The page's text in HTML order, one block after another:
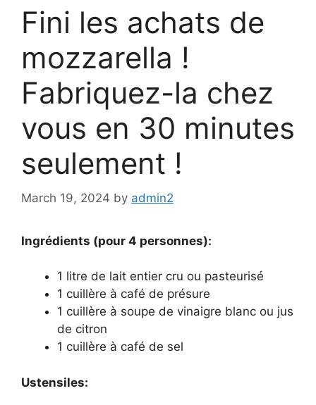
Fini les achats de
mozzarella !
Fabriquez-la chez
vous en 30 minutes
seulement !
March 19, 2024 by admin2
Ingrédients (pour 4 personnes):
1 litre de lait entier cru ou pasteurisé
1 cuillère à café de présure
1 cuillère à soupe de vinaigre blanc ou jus
de citron
1 cuillère à café de sel
Ustensiles: